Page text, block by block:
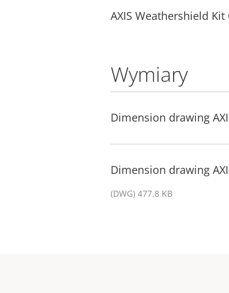
AXIS Weathershield
Wymiary
Dimension drawing
Dimension drawing
(DWG) 477.8 KB